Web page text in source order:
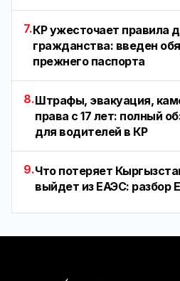
7.КР ужесточает правила
гражданства: введен
прежнего паспорта
8.Штрафы, эвакуация,
права с 17 лет: полный
для водителей в КР
9.Что потеряет
выйдет из ЕАЭС: разбор